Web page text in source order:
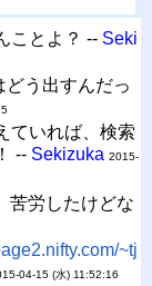
ことよ？ -- Seki
う出すんだっ
ていれば、検索
-- Sekizuka 2015-
苦労したけどな
~tj
04-15 (水) 11:52:16